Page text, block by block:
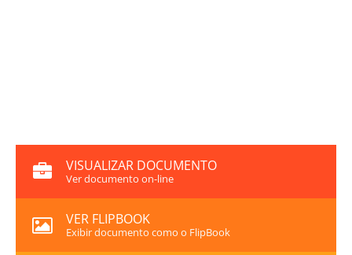
VISUALIZAR DOCUMENTO
Ver documento on-line
VER FLIPBOOK
Exibir documento como o FlipBook